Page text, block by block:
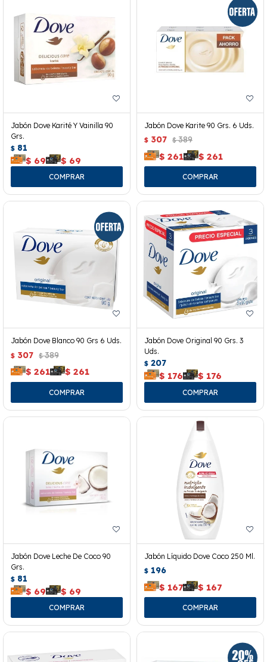
Jabón Dove Karité Y Vainilla 90
Grs.
$ 81
$ 69 $ 69
Jabón Dove Karite 90 Grs. 6 Uds.
$ 307 $ 389
$ 261 $ 261
Jabón Dove Blanco 90 Grs 6 Uds.
$ 307 $ 389
$ 261 $ 261
Jabón Dove Original 90 Grs. 3
Uds.
$ 207
$ 176 $ 176
Jabón Dove Leche De Coco 90
Grs.
$ 81
$ 69 $ 69
Jabón Líquido Dove Coco 250 Ml.
$ 196
$ 167 $ 167